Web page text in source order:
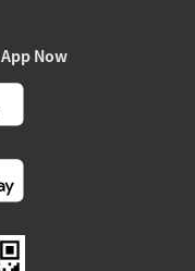
Now